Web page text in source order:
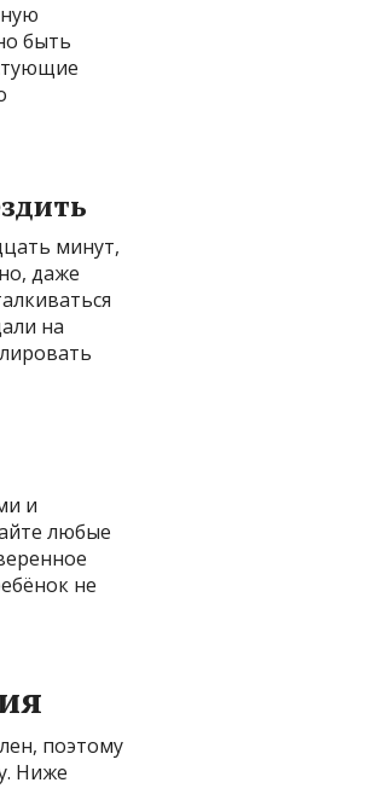
быть
минут,
даже
на
и
любые
не
поэтому
Ниже